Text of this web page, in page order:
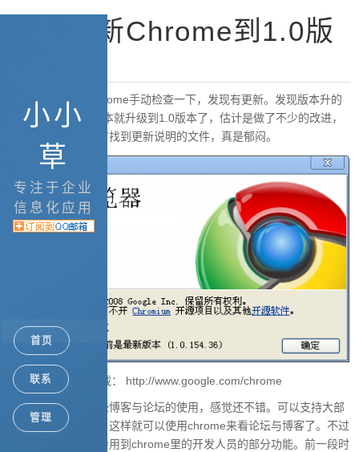
小小
草
专注于企业
信息化应用
首页
联系
管理
今天更新Chrome到1.0版
今天打开google chrome手动检查一下，发现有更新。发现版本升的
还挺快的，从0.4版本就升级到1.0版本了，估计是做了不少的改进，
但找了大半天也没有找到更新说明的文件，真是郁闷。
Google Chrome下载： http://www.google.com/chrome
更新好了，试了一些博客与论坛的使用，感觉还不错。可以支持大部
分的图文编辑框了。这样就可以使用chrome来看论坛与博客了。不过
现在我只是有时候会用到chrome里的开发人员的部分功能。前一段时